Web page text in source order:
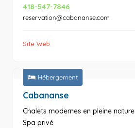
418-547-7846
reservation@cabananse.com
Site Web
Hébergement
Cabananse
Chalets modernes en pleine nature
Spa privé